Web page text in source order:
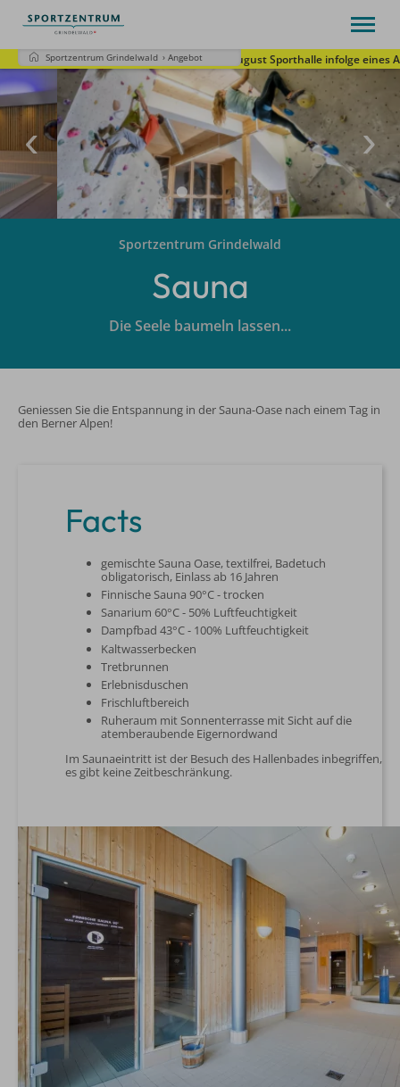
Sportzentrum Grindelwald › Angebot
Willkommen
Öffnungszeiten
Angebot
Preise
Kontakt
Vision 2035
Deutsch
+41 33 854 12 30
7.-9. August Sporthalle infolge eines
Sportzentrum Grindelwald
Sauna
Die Seele baumeln lassen...
Geniessen Sie die Entspannung in der Sauna-Oase nach einem Tag in
den Berner Alpen!
Facts
gemischte Sauna Oase, textilfrei, Badetuch
obligatorisch, Einlass ab 16 Jahren
Finnische Sauna 90°C - trocken
Sanarium 60°C - 50% Luftfeuchtigkeit
Dampfbad 43°C - 100% Luftfeuchtigkeit
Kaltwasserbecken
Tretbrunnen
Erlebnisduschen
Frischluftbereich
Ruheraum mit Sonnenterrasse mit Sicht auf die
atemberaubende Eigernordwand
Im Saunaeintritt ist der Besuch des Hallenbades inbegriffen,
es gibt keine Zeitbeschränkung.